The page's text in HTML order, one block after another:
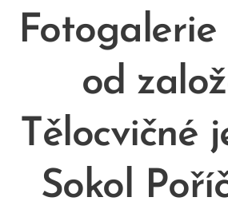
Fotogalerie
od
Tělocvičné
Sokol